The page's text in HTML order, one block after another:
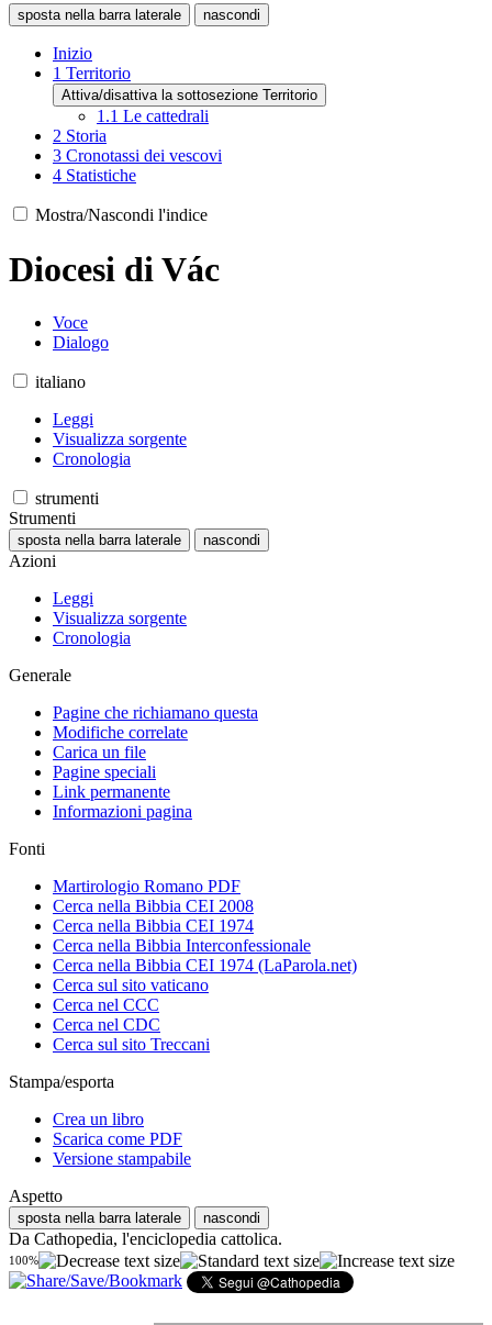
sposta nella barra laterale nascondi
Inizio
1 Territorio
Attiva/disattiva la sottosezione Territorio
1.1 Le cattedrali
2 Storia
3 Cronotassi dei vescovi
4 Statistiche
Mostra/Nascondi l'indice
Diocesi di Vác
Voce
Dialogo
italiano
Leggi
Visualizza sorgente
Cronologia
strumenti
Strumenti
sposta nella barra laterale nascondi
Azioni
Leggi
Visualizza sorgente
Cronologia
Generale
Pagine che richiamano questa
Modifiche correlate
Carica un file
Pagine speciali
Link permanente
Informazioni pagina
Fonti
Martirologio Romano PDF
Cerca nella Bibbia CEI 2008
Cerca nella Bibbia CEI 1974
Cerca nella Bibbia Interconfessionale
Cerca nella Bibbia CEI 1974 (LaParola.net)
Cerca sul sito vaticano
Cerca nel CCC
Cerca nel CDC
Cerca sul sito Treccani
Stampa/esporta
Crea un libro
Scarica come PDF
Versione stampabile
Aspetto
sposta nella barra laterale nascondi
Da Cathopedia, l'enciclopedia cattolica.
100%